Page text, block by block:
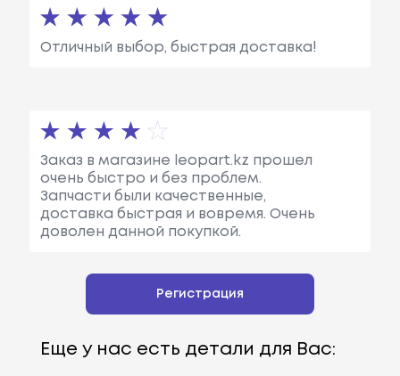
Отличный выбор, быстрая доставка!
Заказ в магазине leopart.kz прошел
очень быстро и без проблем.
Запчасти были качественные,
доставка быстрая и вовремя. Очень
доволен данной покупкой.
Регистрация
Еще у нас есть детали для Вас: